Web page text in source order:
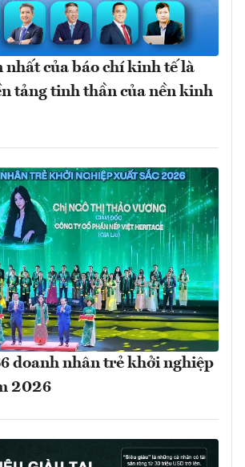
nhất của báo chí kinh tế là
tảng tinh thần của nền kinh
doanh nhân trẻ khởi nghiệp
2026